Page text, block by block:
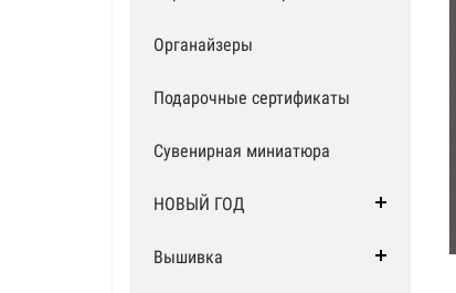
Органайзеры
Подарочные сертификаты
Сувенирная миниатюра
НОВЫЙ ГОД
Вышивка